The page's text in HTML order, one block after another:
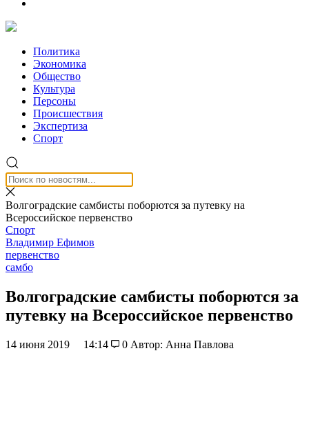
Политика
Экономика
Общество
Культура
Персоны
Происшествия
Экспертиза
Спорт
Волгоградские самбисты поборются за путевку на
Всероссийское первенство
Спорт
Владимир Ефимов
первенство
самбо
Волгоградские самбисты поборются за
путевку на Всероссийское первенство
14 июня 2019 14:14 0 Автор: Анна Павлова